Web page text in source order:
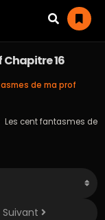
16
de ma prof
Les cent fantasmes de
Suivant